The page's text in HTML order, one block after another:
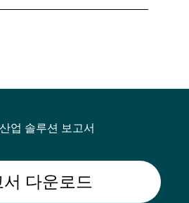
업 솔루션 보고서
서 다운로드